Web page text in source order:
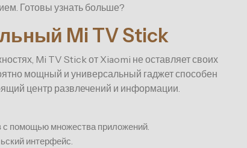
Готовы узнать больше?
Mi TV Stick
Mi TV Stick от Xiaomi не оставляет своих
мощный и универсальный гаджет способен
центр развлечений и информации.
с помощью множества приложений.
интерфейс.